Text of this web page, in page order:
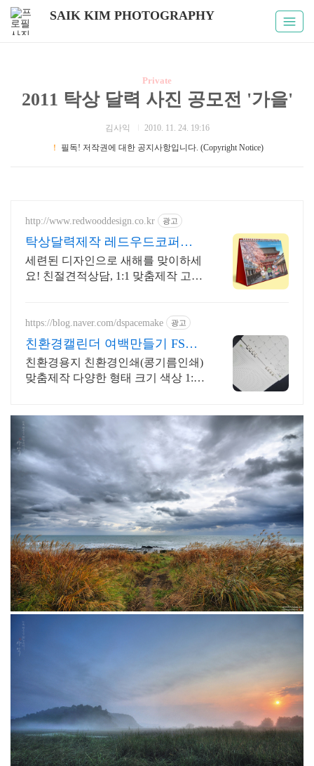
SAIK KIM PHOTOGRAPHY
Private
2011 탁상 달력 사진 공모전 '가을'
김사익
2010. 11. 24. 19:16
！
필독! 저작권에 대한 공지사항입니다. (Copyright Notice)
http://www.redwooddesign.co.kr 광고
탁상달력제작 레드우드코퍼레
이션
세련된 디자인으로 새해를 맞이하세
요! 친절견적상담, 1:1 맞춤제작 고퀄
https://blog.naver.com/dspacemake 광고
친환경캘린더 여백만들기 FSC
인증 콩기름인쇄
친환경용지 친환경인쇄(콩기름인쇄)
맞춤제작 다양한 형태 크기 색상 1:1